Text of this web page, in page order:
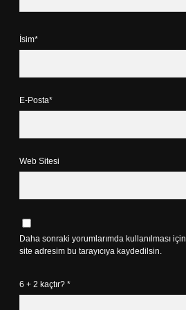
İsim*
E-Posta*
Web Sitesi
Daha sonraki yorumlarımda kullanılması
site adresim bu tarayıcıya kaydedilsin.
6 + 2 kaçtır? *